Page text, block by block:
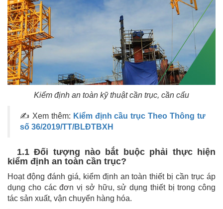
Kiểm định an toàn kỹ thuật cần trục, cần cẩu
✍ Xem thêm: Kiểm định cầu trục Theo Thông tư
số 36/2019/TT/BLĐTBXH
1.1 Đối tượng nào bắt buộc phải thực hiện
kiểm định an toàn cần trục?
Hoạt động đánh giá, kiểm định an toàn thiết bị cần trục áp
dụng cho các đơn vị sở hữu, sử dụng thiết bị trong công
tác sản xuất, vận chuyển hàng hóa.